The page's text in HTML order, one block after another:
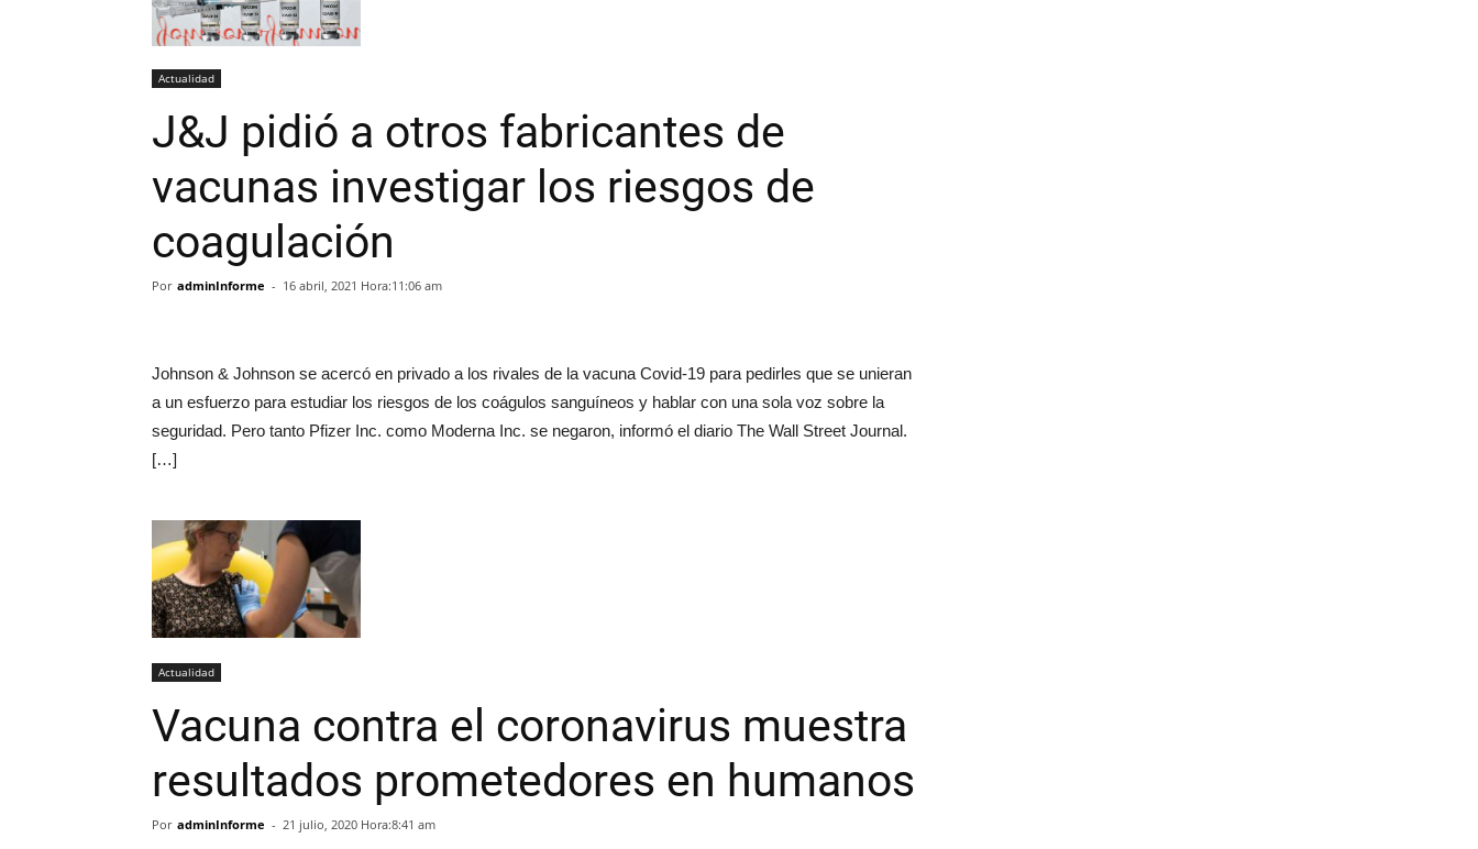
Actualidad
J&J pidió a otros fabricantes de
vacunas investigar los riesgos de
coagulación
Por adminInforme - 16 abril, 2021 Hora:11:06 am
Johnson & Johnson se acercó en privado a los rivales de la vacuna Covid-19 para pedirles que se unieran
a un esfuerzo para estudiar los riesgos de los coágulos sanguíneos y hablar con una sola voz sobre la
seguridad. Pero tanto Pfizer Inc. como Moderna Inc. se negaron, informó el diario The Wall Street Journal.
[…]
Actualidad
Vacuna contra el coronavirus muestra
resultados prometedores en humanos
Por adminInforme - 21 julio, 2020 Hora:8:41 am